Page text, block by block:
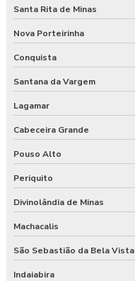
Santa Rita de Minas
Nova Porteirinha
Conquista
Santana da Vargem
Lagamar
Cabeceira Grande
Pouso Alto
Periquito
Divinolândia de Minas
Machacalis
São Sebastião da Bela Vista
Indaiabira